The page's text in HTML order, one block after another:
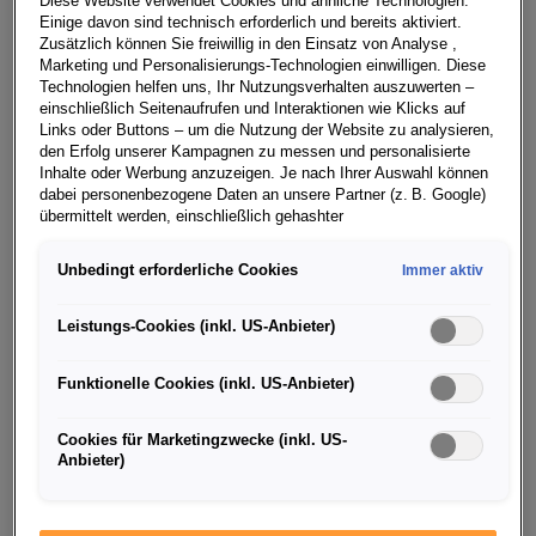
Scheinwerfer vorne und hinten sowie für die Kurzheck-
Variante 18 Zoll-Leichtmetallräder erhältlich. Darüber
hinaus ergänzt ŠKODA die Palette an Assistenz-
Systemen und Simply Clever Ideen. Zur Wahl stehen
drei Triebwerke mit einer Leistungsspanne von 55 kW
(75 PS) bis 81 kW (110 PS). Der 1,0 MPI mit 44 kW (60
PS) wird im Laufe des Jahres eingeführt. Die beiden
TSI-Motoren sind ab sofort mit Ottopartikelfilter
ŠKODA FABIA im Überblick:
Design:Front, Kühlergrill und Heckpartie sind
dynamischer und markanter gestaltet, die neue Palette
an Leichtmetallrädern reicht erstmals bis zu einer Größe
von 18 Zoll beim Kurzheck-Modell. Mit dem Colour
Einige davon sind technisch erforderlich und bereits aktiviert.
Zusätzlich können Sie freiwillig in den Einsatz von Analyse ,
Marketing und Personalisierungs-Technologien einwilligen. Diese
Technologien helfen uns, Ihr Nutzungsverhalten auszuwerten –
einschließlich Seitenaufrufen und Interaktionen wie Klicks auf
Links oder Buttons – um die Nutzung der Website zu analysieren,
den Erfolg unserer Kampagnen zu messen und personalisierte
Inhalte oder Werbung anzuzeigen. Je nach Ihrer Auswahl können
dabei personenbezogene Daten an unsere Partner (z. B. Google)
übermittelt werden, einschließlich gehashter
Dienste der Google Ireland Ltd., die personenbezogene Daten an
die Google LLC in den USA weiterleiten kann. In den USA besteht
und eingeschränkte Rechtsschutzmöglichkeiten können nicht
von Standardvertragsklauseln der Europäischen Kommission.
Wenn Sie über einen personalisierten Link auf unsere Website
Unbedingt erforderliche Cookies Immer aktiv
Leistungs-Cookies (inkl. US-Anbieter)
Funktionelle Cookies (inkl. US-Anbieter)
Cookies für Marketingzwecke (inkl. US-
Anbieter)